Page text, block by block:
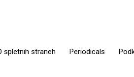
spletnih straneh Periodicals